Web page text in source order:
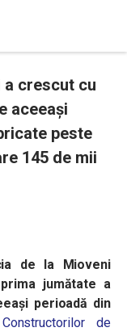
a crescut cu
aceeași
peste
145 de mii
de la Mioveni
jumătate a
perioadă din
de